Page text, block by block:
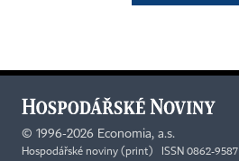
© 1996-2026 Economia, a.s.
Hospodářské noviny (print) ISSN 0862-9587